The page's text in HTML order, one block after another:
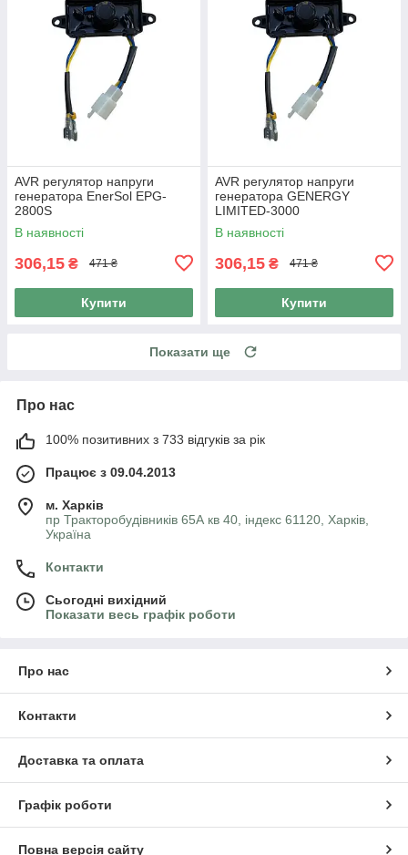
AVR регулятор напруги
генератора EnerSol EPG-
2800S
В наявності
306,15 ₴ 471 ₴
Купити
AVR регулятор напруги
генератора GENERGY
LIMITED-3000
В наявності
306,15 ₴ 471 ₴
Купити
Показати ще
Про нас
100% позитивних з 733 відгуків за рік
Працює з 09.04.2013
м. Харків
пр Тракторобудівників 65А кв 40, індекс 61120, Харків,
Україна
Контакти
Сьогодні вихідний
Показати весь графік роботи
Про нас
Контакти
Доставка та оплата
Графік роботи
Повна версія сайту